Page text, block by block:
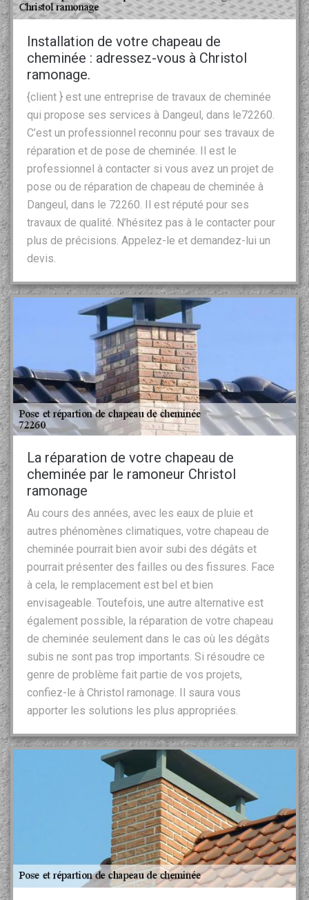
Installation de votre chapeau de
cheminée : adressez-vous à Christol
ramonage.
{client } est une entreprise de travaux de cheminée
qui propose ses services à Dangeul, dans le72260.
C’est un professionnel reconnu pour ses travaux de
réparation et de pose de cheminée. Il est le
professionnel à contacter si vous avez un projet de
pose ou de réparation de chapeau de cheminée à
Dangeul, dans le 72260. Il est réputé pour ses
travaux de qualité. N’hésitez pas à le contacter pour
plus de précisions. Appelez-le et demandez-lui un
devis.
La réparation de votre chapeau de
cheminée par le ramoneur Christol
ramonage
Au cours des années, avec les eaux de pluie et
autres phénomènes climatiques, votre chapeau de
cheminée pourrait bien avoir subi des dégâts et
pourrait présenter des failles ou des fissures. Face
à cela, le remplacement est bel et bien
envisageable. Toutefois, une autre alternative est
également possible, la réparation de votre chapeau
de cheminée seulement dans le cas où les dégâts
subis ne sont pas trop importants. Si résoudre ce
genre de problème fait partie de vos projets,
confiez-le à Christol ramonage. Il saura vous
apporter les solutions les plus appropriées.